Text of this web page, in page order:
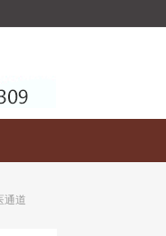
通道